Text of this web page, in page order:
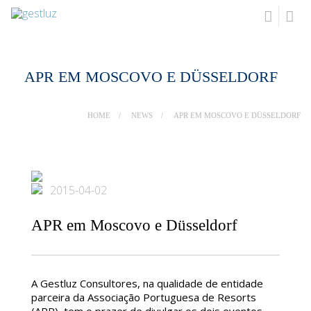
APR EM MOSCOVO E DÜSSELDORF
HOME NEWS APR EM MOSCOVO E DÜSSELDORF
2015-04-02
APR em Moscovo e Düsseldorf
A Gestluz Consultores, na qualidade de entidade
parceira da Associação Portuguesa de Resorts